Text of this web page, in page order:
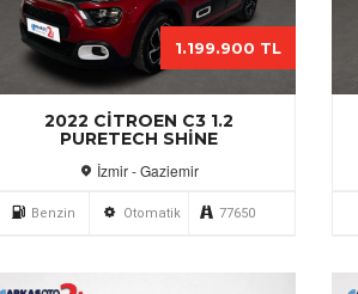
2022 CITROEN C3 1.2
PURETECH SHINE
İzmir - Gaziemir
1.199.900 TL
Benzin Otomatik 77650